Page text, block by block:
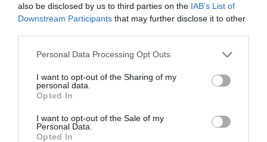
also be disclosed by us to third parties on the IAB’s List of
Downstream Participants that may further disclose it to other
Personal Data Processing Opt Outs
I want to opt-out of the Sharing of my
personal data.
Opted In
I want to opt-out of the Sale of my
Personal Data.
Opted In